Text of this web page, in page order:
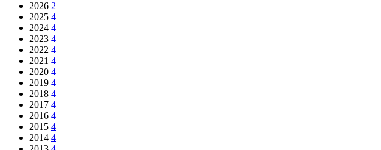
2026 2
2025 4
2024 4
2023 4
2022 4
2021 4
2020 4
2019 4
2018 4
2017 4
2016 4
2015 4
2014 4